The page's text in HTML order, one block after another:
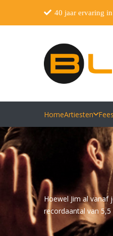
40 jaar ervaring
HomeArtiesten
Hoewel Jim al
recordaantal van